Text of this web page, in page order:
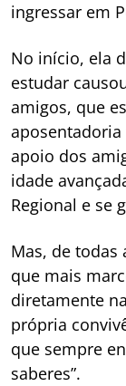
ingressar em
No início, ela
estudar
amigos, que
apoio dos
idade
Regional e se
Mas, de todas
que mais
diretamente
própria
que sempre
saberes”.